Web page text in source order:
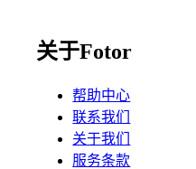
关于Fotor
帮助中心
联系我们
关于我们
服务条款